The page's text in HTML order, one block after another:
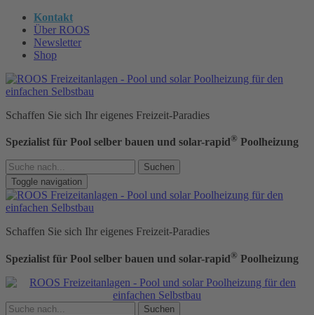
Kontakt
Über ROOS
Newsletter
Shop
Schaffen Sie sich Ihr eigenes Freizeit-Paradies
Spezialist für Pool selber bauen und solar-rapid® Poolheizung
Suchen
Toggle navigation
Schaffen Sie sich Ihr eigenes Freizeit-Paradies
Spezialist für Pool selber bauen und solar-rapid® Poolheizung
Suchen